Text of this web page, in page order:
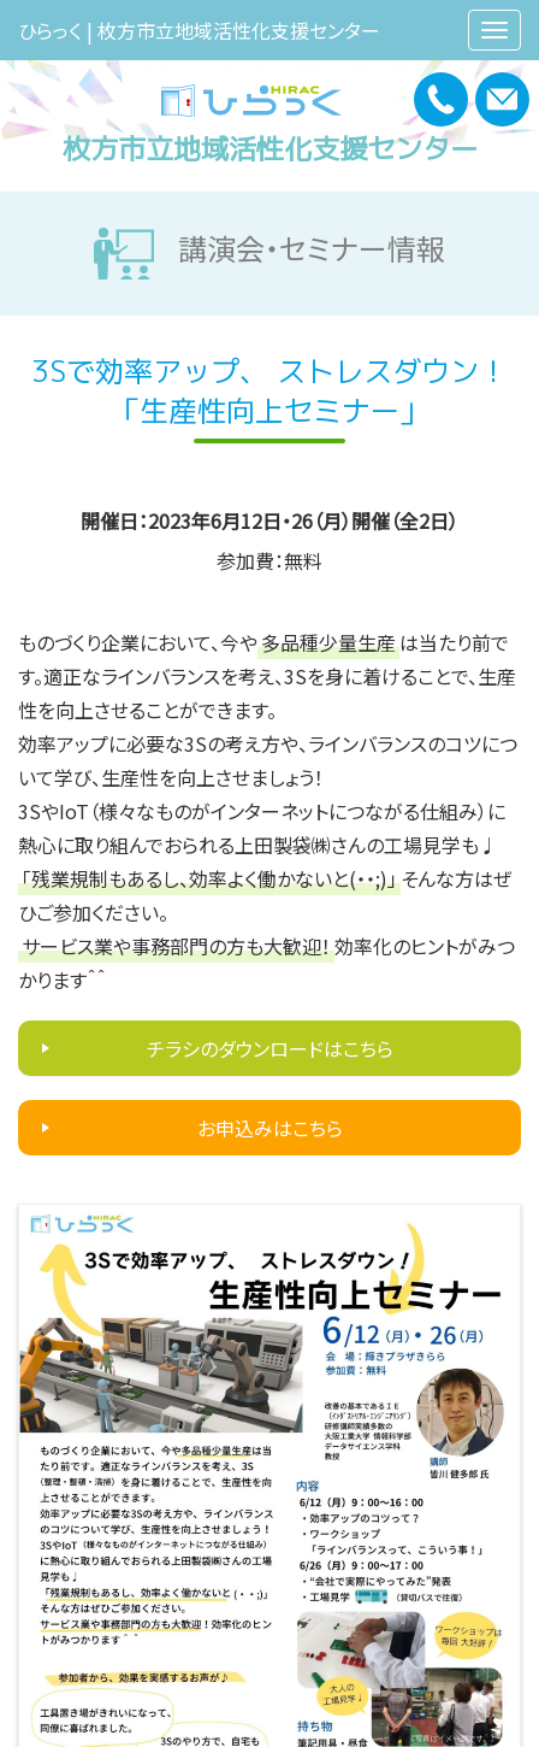
ひらっく | 枚方市立地域活性化支援センター
枚方市立地域活性化支援センター
講演会・セミナー情報
3Sで効率アップ、 ストレスダウン！
「生産性向上セミナー」
開催日：2023年6月12日・26（月）開催（全2日）
参加費：無料
ものづくり企業において、今や多品種少量生産は当たり前で
す。適正なラインバランスを考え、3Sを身に着けることで、生産
性を向上させることができます。
効率アップに必要な3Sの考え方や、ラインバランスのコツにつ
いて学び、生産性を向上させましょう！
3SやIoT（様々なものがインターネットにつながる仕組み）に
熱心に取り組んでおられる上田製袋㈱さんの工場見学も♩
「残業規制もあるし、効率よく働かないと(・・;)」 そんな方はぜ
ひご参加ください。
サービス業や事務部門の方も大歓迎！効率化のヒントがみつ
かります＾＾
チラシのダウンロードはこちら
お申込みはこちら